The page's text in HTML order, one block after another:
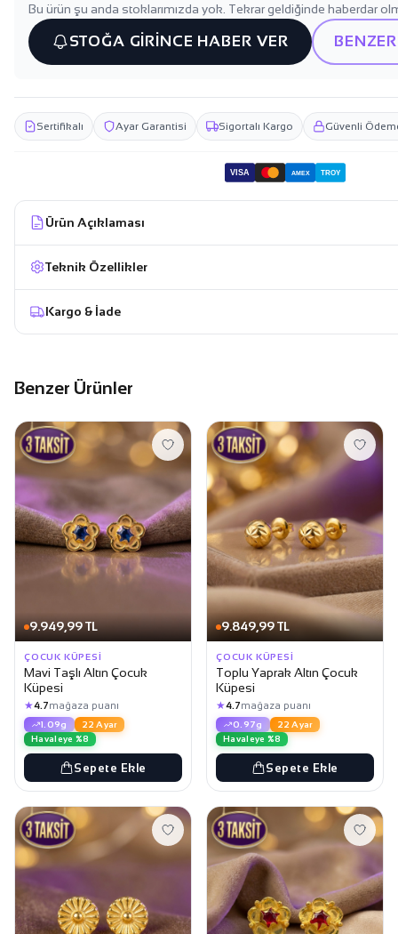
Bu ürün şu anda stoklarımızda yok. Tekrar geldiğinde haberdar
STOĞA GİRİNCE HABER VER
Sertifikalı Ayar Garantisi Sigortalı Kargo Güvenli
VISA AMEX TROY
Ürün Açıklaması
Teknik Özellikler
Kargo & İade
Benzer Ürünler
9.949,99 TL
ÇOCUK KÜPESI
Mavi Taşlı Altın Çocuk
Küpesi
★4.7mağaza puanı
1.09g
22 Ayar
Havaleye %8
Sepete Ekle
9.849,99 TL
ÇOCUK KÜPESI
Toplu Yaprak Altın Çocuk
Küpesi
★4.7mağaza puanı
0.97g
22 Ayar
Havaleye %8
Sepete Ekle